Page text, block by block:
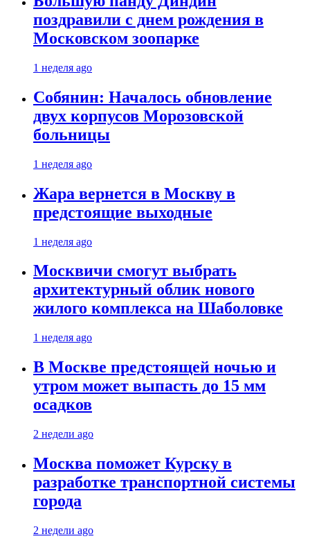
поздравили с днем рождения в
Московском зоопарке
1 неделя ago
Собянин: Началось обновление
двух корпусов Морозовской
больницы
1 неделя ago
Жара вернется в Москву в
предстоящие выходные
1 неделя ago
Москвичи смогут выбрать
архитектурный облик нового
жилого комплекса на Шаболовке
1 неделя ago
В Москве предстоящей ночью и
утром может выпасть до 15 мм
осадков
2 недели ago
Москва поможет Курску в
разработке транспортной системы
города
2 недели ago